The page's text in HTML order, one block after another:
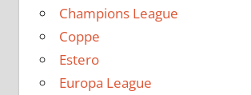
Champions League
Coppe
Estero
Europa League